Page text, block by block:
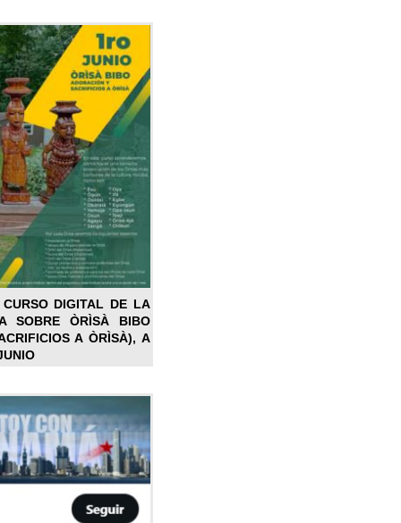
DIGITAL DE LA
SOBRE ÒRÌSÀ BIBO
A ÒRÌSÀ), A